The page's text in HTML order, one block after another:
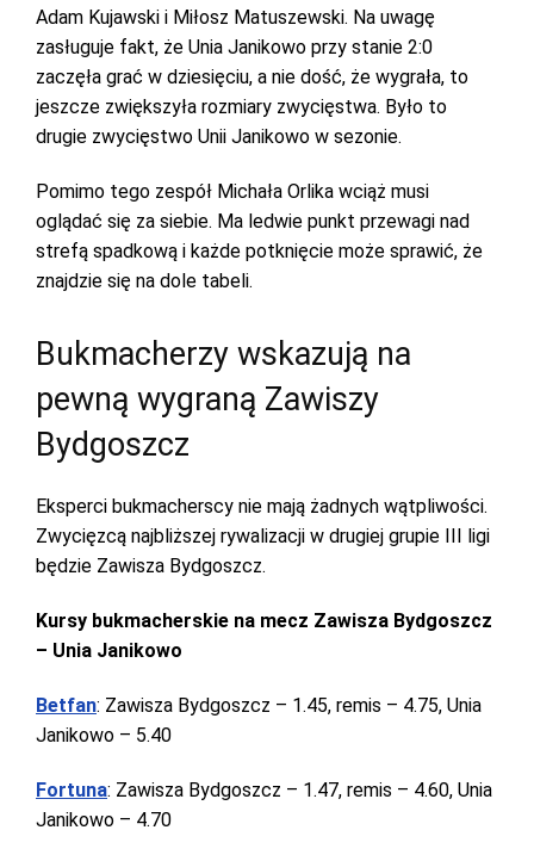
Adam Kujawski i Miłosz Matuszewski. Na uwagę
zasługuje fakt, że Unia Janikowo przy stanie 2:0
zaczęła grać w dziesięciu, a nie dość, że wygrała, to
jeszcze zwiększyła rozmiary zwycięstwa. Było to
drugie zwycięstwo Unii Janikowo w sezonie.
Pomimo tego zespół Michała Orlika wciąż musi
oglądać się za siebie. Ma ledwie punkt przewagi nad
strefą spadkową i każde potknięcie może sprawić, że
znajdzie się na dole tabeli.
Bukmacherzy wskazują na
pewną wygraną Zawiszy
Bydgoszcz
Eksperci bukmacherscy nie mają żadnych wątpliwości.
Zwycięzcą najbliższej rywalizacji w drugiej grupie III ligi
będzie Zawisza Bydgoszcz.
Kursy bukmacherskie na mecz Zawisza Bydgoszcz
– Unia Janikowo
Betfan: Zawisza Bydgoszcz – 1.45, remis – 4.75, Unia
Janikowo – 5.40
Fortuna: Zawisza Bydgoszcz – 1.47, remis – 4.60, Unia
Janikowo – 4.70